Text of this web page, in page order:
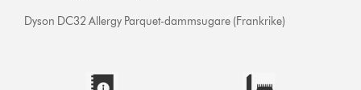
Dyson DC32 Allergy Parquet-dammsugare (Frankrike)